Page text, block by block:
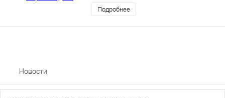
Подробнее
Новости